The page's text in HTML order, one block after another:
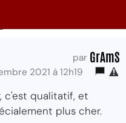
par GrAmS
2021 à 12h19
c'est qualitatif, et
plus cher.